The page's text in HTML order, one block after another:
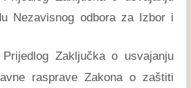
Nezavisnog odbora za Izbor i
Prijedlog Zaključka o usvajanju
rasprave Zakona o zaštiti